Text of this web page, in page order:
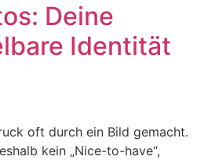
Deine
Identität
oft durch ein Bild gemacht.
kein „Nice-to-have“,